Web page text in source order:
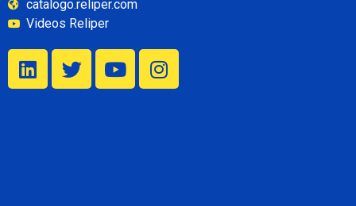
catalogo.reliper.com
Videos Reliper